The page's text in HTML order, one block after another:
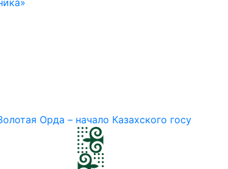
Орда – начало Казахского госу